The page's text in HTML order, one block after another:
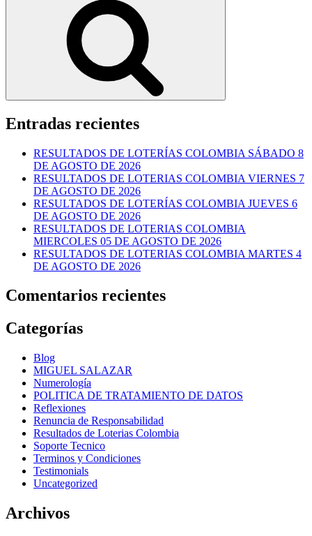
Entradas recientes
RESULTADOS DE LOTERÍAS COLOMBIA SÁBADO 8
DE AGOSTO DE 2026
RESULTADOS DE LOTERIAS COLOMBIA VIERNES 7
DE AGOSTO DE 2026
RESULTADOS DE LOTERÍAS COLOMBIA JUEVES 6
DE AGOSTO DE 2026
RESULTADOS DE LOTERIAS COLOMBIA
MIERCOLES 05 DE AGOSTO DE 2026
RESULTADOS DE LOTERIAS COLOMBIA MARTES 4
DE AGOSTO DE 2026
Comentarios recientes
Categorías
Blog
MIGUEL SALAZAR
Numerología
POLITICA DE TRATAMIENTO DE DATOS
Reflexiones
Renuncia de Responsabilidad
Resultados de Loterias Colombia
Soporte Tecnico
Terminos y Condiciones
Testimonials
Uncategorized
Archivos